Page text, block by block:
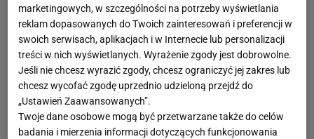
marketingowych, w szczególności na potrzeby wyświetlania
reklam dopasowanych do Twoich zainteresowań i preferencji w
swoich serwisach, aplikacjach i w Internecie lub personalizacji
treści w nich wyświetlanych. Wyrażenie zgody jest dobrowolne.
Jeśli nie chcesz wyrazić zgody, chcesz ograniczyć jej zakres lub
chcesz wycofać zgodę uprzednio udzieloną przejdź do
„Ustawień Zaawansowanych”.
Twoje dane osobowe mogą być przetwarzane także do celów
badania i mierzenia informacji dotyczących funkcjonowania